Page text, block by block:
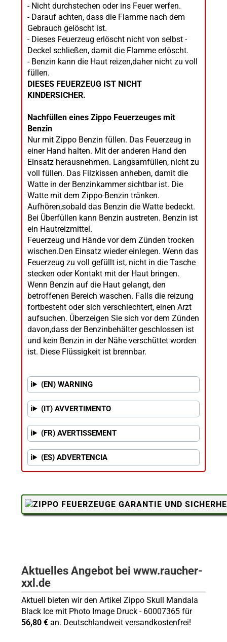
- Nicht durchstechen oder ins Feuer werfen.
- Darauf achten, dass die Flamme nach dem
Gebrauch gelöscht ist.
- Dieses Feuerzeug erlöscht nicht von selbst -
Deckel schließen, damit die Flamme erlöscht.
- Benzin kann die Haut reizen,daher nicht zu voll
füllen.
DIESES FEUERZEUG IST NICHT
KINDERSICHER.
Nachfüllen eines Zippo Feuerzeuges mit
Benzin
Nur mit Zippo Benzin füllen. Das Feuerzeug in
einer Hand halten. Mit der anderen Hand den
Einsatz herausnehmen. Langsamfüllen, nicht zu
voll füllen. Das Filzkissen anheben, damit die
Watte in der Benzinkammer sichtbar ist. Die
Watte mit dem Zippo-Benzin tränken.
Aufhören,sobald das Benzin die Watte bedeckt.
Bei Überfüllen kann Benzin austreten. Benzin ist
ein Hautreizmittel.
Feuerzeug und Hände vor dem Zünden trocken
wischen.Den Einsatz wieder einlegen. Wenn das
Feuerzeug zu voll gefüllt ist, nicht in die Tasche
stecken oder Kontakt mit der Haut bringen.
Wenn Benzin auf die Haut gelangt, den
betroffenen Bereich waschen. Falls die reizung
fortbesteht oder sich verschlechtert, einen Arzt
aufsuchen. Überzeigen Sie sich vor dem Zünden
davon,dass der Benzinbehälter geschlossen ist
und kein Benzin in der Nähe verschüttet worden
ist. Diese Flüssigkeit ist brennbar.
(EN) WARNING
(IT) AVVERTIMENTO
(FR) AVERTISSEMENT
(ES) ADVERTENCIA
Aktuelles Angebot bei www.raucher-
xxl.de
Aktuell bieten wir den Artikel Zippo Skull Mandala
Black Ice mit Photo Image Druck - 60007365 für
56,80 €an. Deutschlandweit versandkostenfrei!